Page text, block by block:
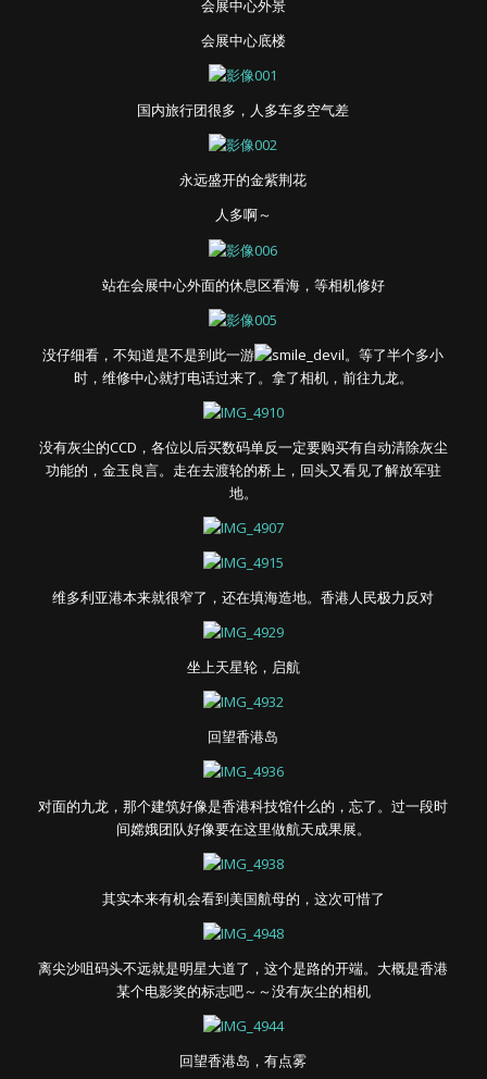
会展中心外景
会展中心底楼
国内旅行团很多，人多车多空气差
永远盛开的金紫荆花
人多啊～
站在会展中心外面的休息区看海，等相机修好
没仔细看，不知道是不是到此一游
。等了半个多小
时，维修中心就打电话过来了。拿了相机，前往九龙。
没有灰尘的CCD，各位以后买数码单反一定要购买有自动清除灰尘
功能的，金玉良言。走在去渡轮的桥上，回头又看见了解放军驻
地。
维多利亚港本来就很窄了，还在填海造地。香港人民极力反对
坐上天星轮，启航
回望香港岛
对面的九龙，那个建筑好像是香港科技馆什么的，忘了。过一段时
间嫦娥团队好像要在这里做航天成果展。
其实本来有机会看到美国航母的，这次可惜了
离尖沙咀码头不远就是明星大道了，这个是路的开端。大概是香港
某个电影奖的标志吧～～没有灰尘的相机
回望香港岛，有点雾